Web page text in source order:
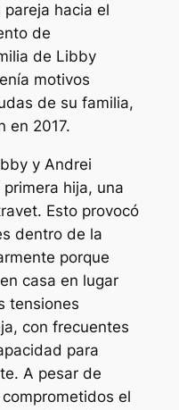
hacia el
de
de Libby
motivos
de su familia,
en 2017.
y Andrei
hija, una
Esto provocó
dentro de la
porque
casa en lugar
tensiones
con frecuentes
para
A pesar de
el